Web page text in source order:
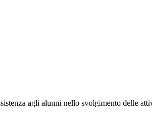
agli alunni nello svolgimento delle